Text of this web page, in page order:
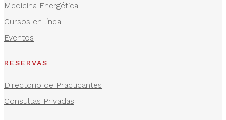
Medicina Energética
Cursos en línea
Eventos
RESERVAS
Directorio de Practicantes
Consultas Privadas